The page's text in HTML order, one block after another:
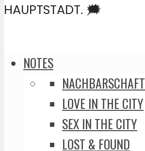
HAUPTSTADT. 🗯️
NOTES
NACHBARSCHAFT
LOVE IN THE CITY
SEX IN THE CITY
LOST & FOUND